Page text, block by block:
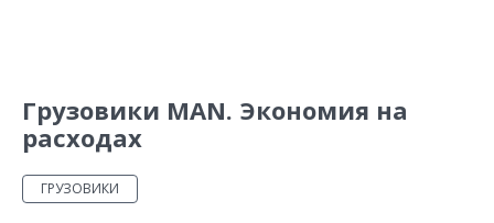
Грузовики MAN. Экономия на
расходах
ГРУЗОВИКИ